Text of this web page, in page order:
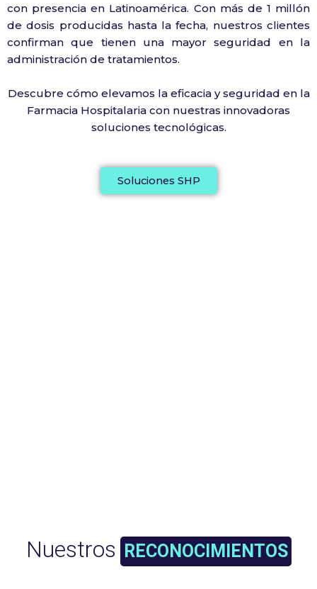
con presencia en Latinoamérica. Con más de 1 millón
de dosis producidas hasta la fecha, nuestros clientes
confirman que tienen una mayor seguridad en la
administración de tratamientos.
Descubre cómo elevamos la eficacia y seguridad en la
Farmacia Hospitalaria con nuestras innovadoras
soluciones tecnológicas.
Soluciones SHP
Nuestros RECONOCIMIENTOS